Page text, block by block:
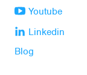
Youtube
Linkedin
Blog